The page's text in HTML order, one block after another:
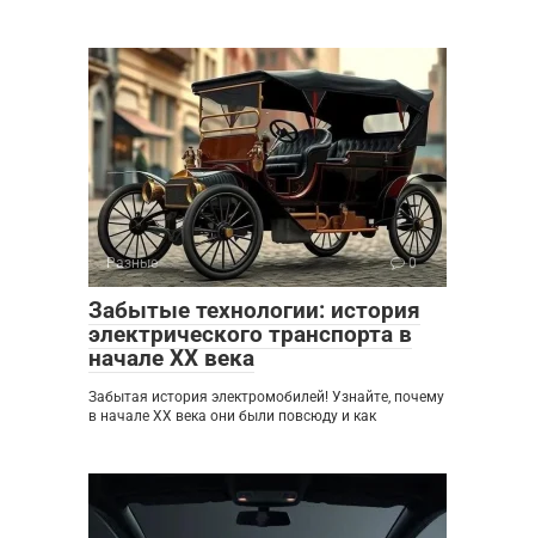
Разные 0
Забытые технологии: история
электрического транспорта в
начале XX века
Забытая история электромобилей! Узнайте, почему
в начале XX века они были повсюду и как